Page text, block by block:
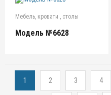
Мебель, кровати , столы
Модель №6628
1 2 3 4